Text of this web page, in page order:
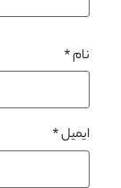
نام*
ایمیل*